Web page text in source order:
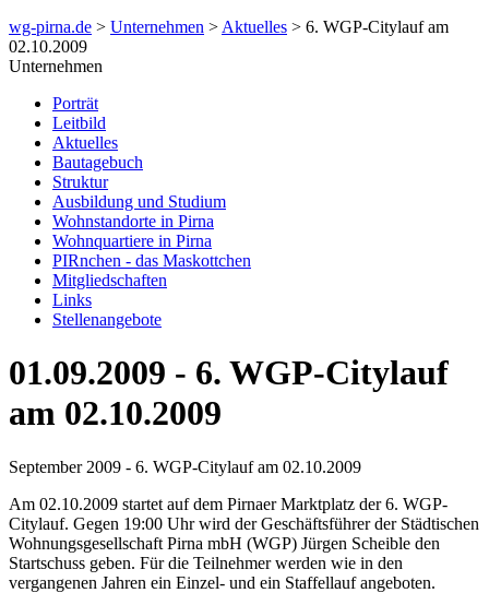
wg-pirna.de > Unternehmen > Aktuelles > 6. WGP-Citylauf am
02.10.2009
Unternehmen
Porträt
Leitbild
Aktuelles
Bautagebuch
Struktur
Ausbildung und Studium
Wohnstandorte in Pirna
Wohnquartiere in Pirna
PIRnchen - das Maskottchen
Mitgliedschaften
Links
Stellenangebote
01.09.2009 - 6. WGP-Citylauf
am 02.10.2009
September 2009 - 6. WGP-Citylauf am 02.10.2009
Am 02.10.2009 startet auf dem Pirnaer Marktplatz der 6. WGP-
Citylauf. Gegen 19:00 Uhr wird der Geschäftsführer der Städtischen
Wohnungsgesellschaft Pirna mbH (WGP) Jürgen Scheible den
Startschuss geben. Für die Teilnehmer werden wie in den
vergangenen Jahren ein Einzel- und ein Staffellauf angeboten.